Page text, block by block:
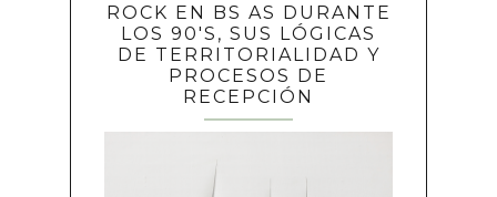
ROCK EN BS AS DURANTE
LOS 90'S, SUS LÓGICAS
DE TERRITORIALIDAD Y
PROCESOS DE
RECEPCIÓN